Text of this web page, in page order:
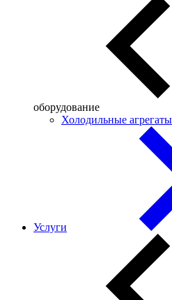
оборудование
Холодильные агрегаты
Услуги